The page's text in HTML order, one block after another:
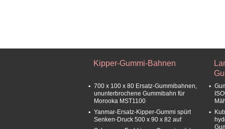
Kipper-Gummi-Bahnen
700 x 100 x 80 Ersatz-Gummibahnen,
ununterbrochene Gummibahn für
Morooka MST1100
Yanmar-Ersatz-Kipper-Gummi spürt
Senken-Druck 500 x 90 x 82 auf